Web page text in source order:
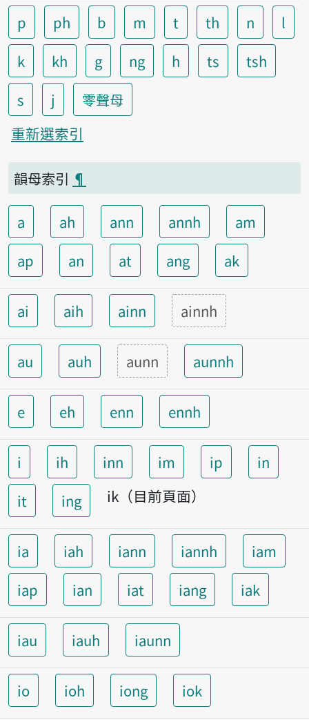
p
ph b m t th n
l
k
kh g ng h ts
tsh
s
j
零聲母
重新選索引
韻母索引 ¶
a ah ann annh
am
ap
an at ang ak
ai aih ainn ainnh
au auh aunn aunnh
e eh enn ennh
i ih inn im ip
in
it
ing ik（目前頁面）
ia iah iann iannh
iam
iap
ian iat iang iak
iau iauh iaunn
io ioh iong iok